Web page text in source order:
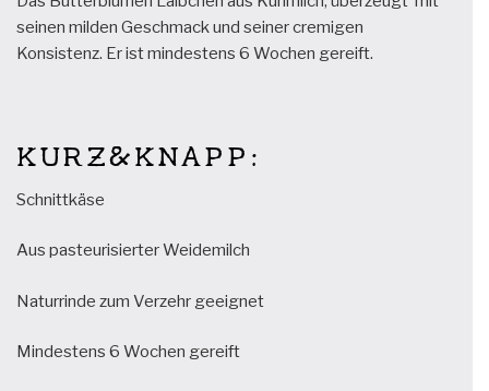
seinen milden Geschmack und seiner cremigen
Konsistenz. Er ist mindestens 6 Wochen gereift.
KURZ&KNAPP:
Schnittkäse
Aus pasteurisierter Weidemilch
Naturrinde zum Verzehr geeignet
Mindestens 6 Wochen gereift